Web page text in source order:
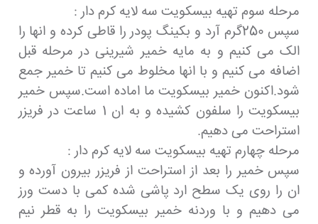
مرحله سوم تهیه بیسکویت سه لایه کرم دار :
سپس 250گرم آرد و بکینگ پودر را قاطی کرده و انها را
الک می کنیم و به مایه خمیر شیرینی در مرحله قبل
اضافه می کنیم و با انها مخلوط می کنیم تا خمیر جمع
شود.اکنون خمیر بیسکویت ما اماده است.سپس خمیر
بیسکویت را سلفون کشیده و به ان 1 ساعت در فریزر
استراحت می دهیم.
مرحله چهارم تهیه بیسکویت سه لایه کرم دار :
سپس خمیر را بعد از استراحت از فریزر بیرون آورده و
ان را روی یک سطح ارد پاشی شده کمی با دست ورز
می دهیم و با وردنه خمیر بیسکویت را به قطر نیم